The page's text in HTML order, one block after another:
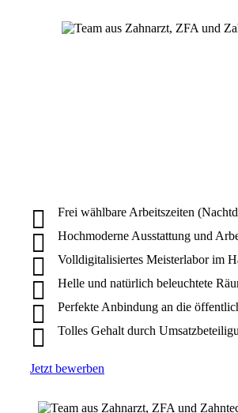
Frei wählbare Arbeitszeiten
Hochmoderne Ausstattung und
Volldigitalisiertes Meisterlabor im
Helle und natürlich beleuchtete
Perfekte Anbindung an die
Tolles Gehalt durch
Jetzt bewerben